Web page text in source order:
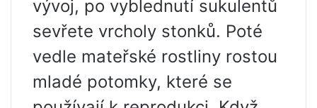
vývoj, po vyblednutí sukulentů
sevřete vrcholy stonků. Poté
vedle mateřské rostliny rostou
mladé potomky, které se